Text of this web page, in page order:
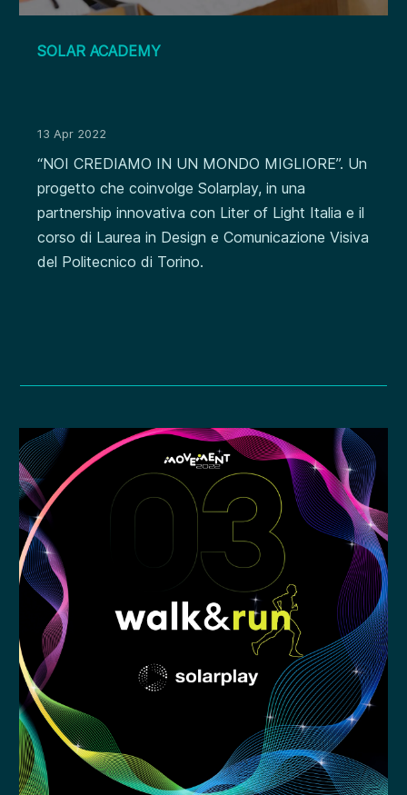
SOLAR ACADEMY
13 Apr 2022
“NOI CREDIAMO IN UN MONDO MIGLIORE”. Un
progetto che coinvolge Solarplay, in una
partnership innovativa con Liter of Light Italia e il
corso di Laurea in Design e Comunicazione Visiva
del Politecnico di Torino.